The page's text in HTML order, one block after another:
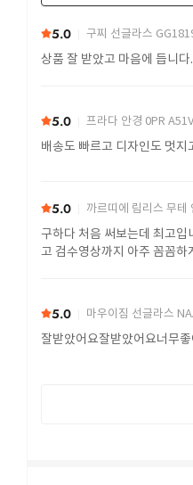
5.0 구찌 선글라스
상품 잘 받았고 마음에 듭니다.
5.0 프라다 안경 0PR
배송도 빠르고 디자인도 멋
5.0 까르띠에 림리스 무테
구하다 처음 써보는데 최고
고 검수영상까지 아주 꼼꼼하
5.0 마우이짐 선글라스
잘받았어요잘받았어요너무